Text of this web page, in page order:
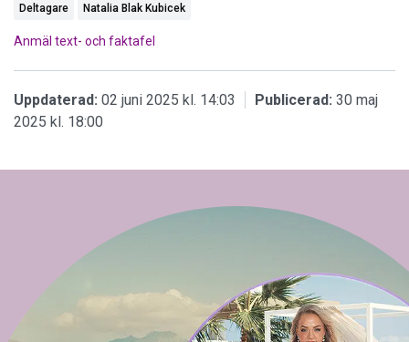
Deltagare Natalia Blak Kubicek
Anmäl text- och faktafel
Uppdaterad: 02 juni 2025 kl. 14:03 Publicerad: 30 maj
2025 kl. 18:00